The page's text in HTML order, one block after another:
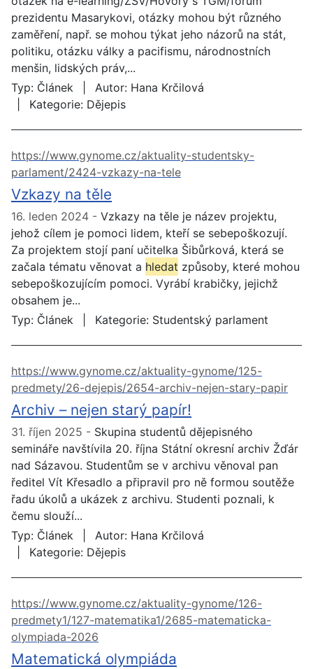
prezidentu Masarykovi, otázky mohou být různého
zaměření, např. se mohou týkat jeho názorů na stát,
politiku, otázku války a pacifismu, národnostních
menšin, lidských práv,...
Typ: Článek Autor: Hana Krčilová
Kategorie: Dějepis
Vzkazy na těle
https://www.gynome.cz/aktuality-studentsky-
parlament/2424-vzkazy-na-tele
16. leden 2024
Vzkazy na těle je název projektu,
jehož cílem je pomoci lidem, kteří se sebepoškozují.
Za projektem stojí paní učitelka Šibůrková, která se
začala tématu věnovat a hledat způsoby, které mohou
sebepoškozujícím pomoci. Vyrábí krabičky, jejichž
obsahem je...
Typ: Článek Kategorie: Studentský parlament
Archiv – nejen starý papír!
https://www.gynome.cz/aktuality-gynome/125-
predmety/26-dejepis/2654-archiv-nejen-stary-papir
31. říjen 2025
Skupina studentů dějepisného
semináře navštívila 20. října Státní okresní archiv Žďár
nad Sázavou. Studentům se v archivu věnoval pan
ředitel Vít Křesadlo a připravil pro ně formou soutěže
řadu úkolů a ukázek z archivu. Studenti poznali, k
čemu slouží...
Typ: Článek Autor: Hana Krčilová
Kategorie: Dějepis
Matematická olympiáda
https://www.gynome.cz/aktuality-gynome/126-
predmety1/127-matematika1/2685-matematicka-
olympiada-2026